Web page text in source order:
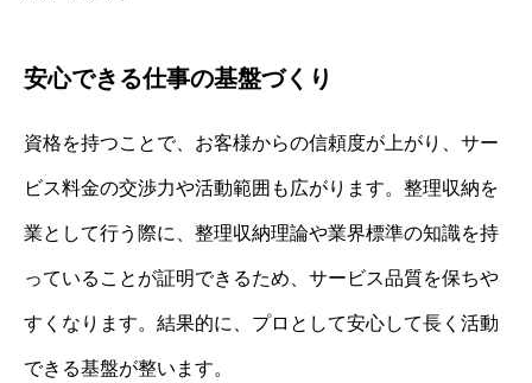
安心できる仕事の基盤づくり
資格を持つことで、お客様からの信頼度が上がり、サー
ビス料金の交渉力や活動範囲も広がります。整理収納を
業として行う際に、整理収納理論や業界標準の知識を持
っていることが証明できるため、サービス品質を保ちや
すくなります。結果的に、プロとして安心して長く活動
できる基盤が整います。